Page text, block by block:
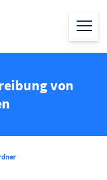
von